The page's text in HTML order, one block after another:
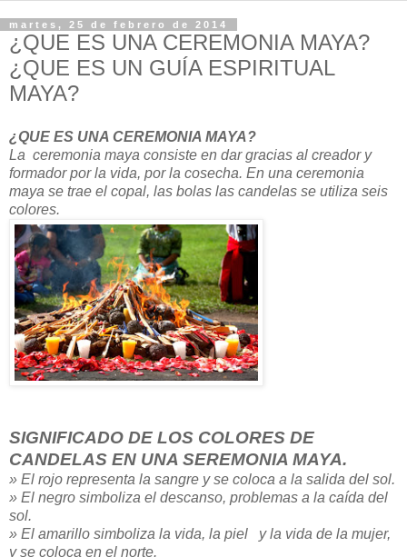
martes, 25 de febrero de 2014
¿QUE ES UNA CEREMONIA MAYA?
¿QUE ES UN GUÍA ESPIRITUAL
MAYA?
¿QUE ES UNA CEREMONIA MAYA?
La ceremonia maya consiste en dar gracias al creador y
formador por la vida, por la cosecha. En una ceremonia
maya se trae el copal, las bolas las candelas se utiliza seis
colores.
SIGNIFICADO DE LOS COLORES DE
CANDELAS EN UNA SEREMONIA MAYA.
» El rojo representa la sangre y se coloca a la salida del sol.
» El negro simboliza el descanso, problemas a la caída del
sol.
» El amarillo simboliza la vida, la piel y la vida de la mujer,
y se coloca en el norte.